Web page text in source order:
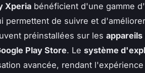
Xperia bénéficient d'une gamme
permettent de suivre et
préinstallées sur les appareils
Play Store. Le système
avancée, rendant